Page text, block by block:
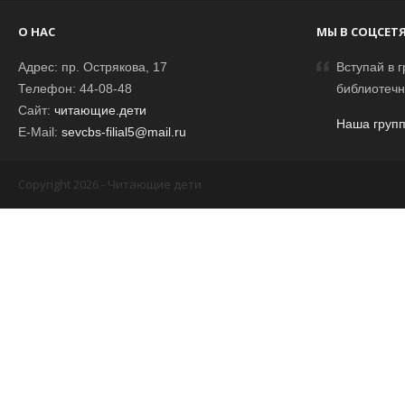
О НАС
Адрес: пр. Острякова, 17
Телефон: 44-08-48
Сайт: читающие.дети
E-Mail: sevcbs-filial5@mail.ru
МЫ В
Вступай в
Наша
Copyright 2026 - Читающие дети